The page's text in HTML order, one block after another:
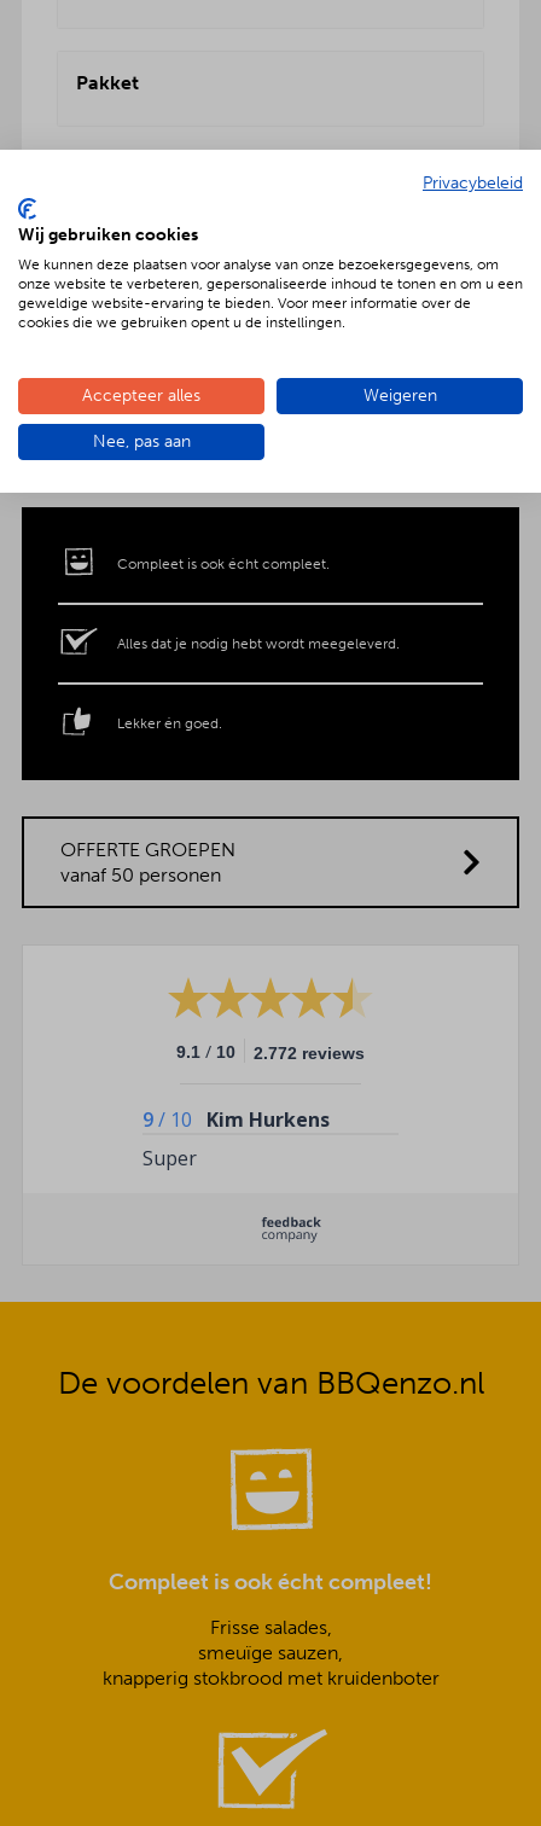
Pakket
Geniet met nóg meer luxe
Verras jouw gezelschap met een extra feestelijke
aankleding op tafel. Voor maar € 2,- per persoon
porseleinen schalen gepresenteerd. Dat is
genieten met nóg meer luxe!
Compleet is ook écht compleet.
Alles dat je nodig hebt wordt meegeleverd.
Lekker én goed.
OFFERTE GROEPEN
vanaf 50 personen
9.1 / 10 2.772 reviews
9/ 10
Kim Hurkens
Super
De voordelen van BBQenzo.nl
Compleet is ook écht compleet!
Frisse salades,
smeuïge sauzen,
knapperig stokbrood met kruidenboter
Privacybeleid
Wij gebruiken cookies
We kunnen deze plaatsen voor analyse van onze bezoekersgegevens, om
onze website te verbeteren, gepersonaliseerde inhoud te tonen en om u een
geweldige website-ervaring te bieden. Voor meer informatie over de
cookies die we gebruiken opent u de instellingen.
Accepteer alles Weigeren
Nee, pas aan